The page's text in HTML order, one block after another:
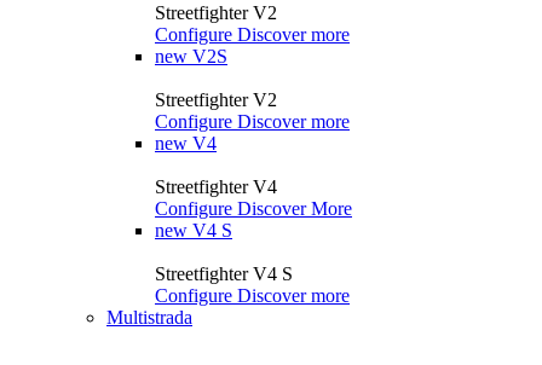
Streetfighter V2
Configure Discover more
new V2S
Streetfighter V2
Configure Discover more
new V4
Streetfighter V4
Configure Discover More
new V4 S
Streetfighter V4 S
Configure Discover more
Multistrada